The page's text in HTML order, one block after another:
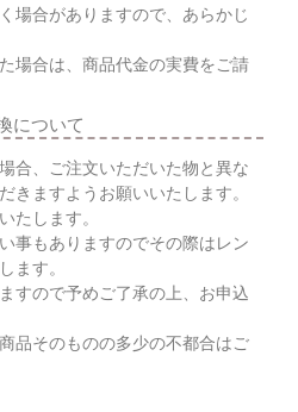
場合がありますので、あらかじ
場合は、商品代金の実費をご請
について
合、ご注文いただいた物と異な
きますようお願いいたします。
たします。
事もありますのでその際はレン
ます。
すので予めご了承の上、お申込
品そのものの多少の不都合はご